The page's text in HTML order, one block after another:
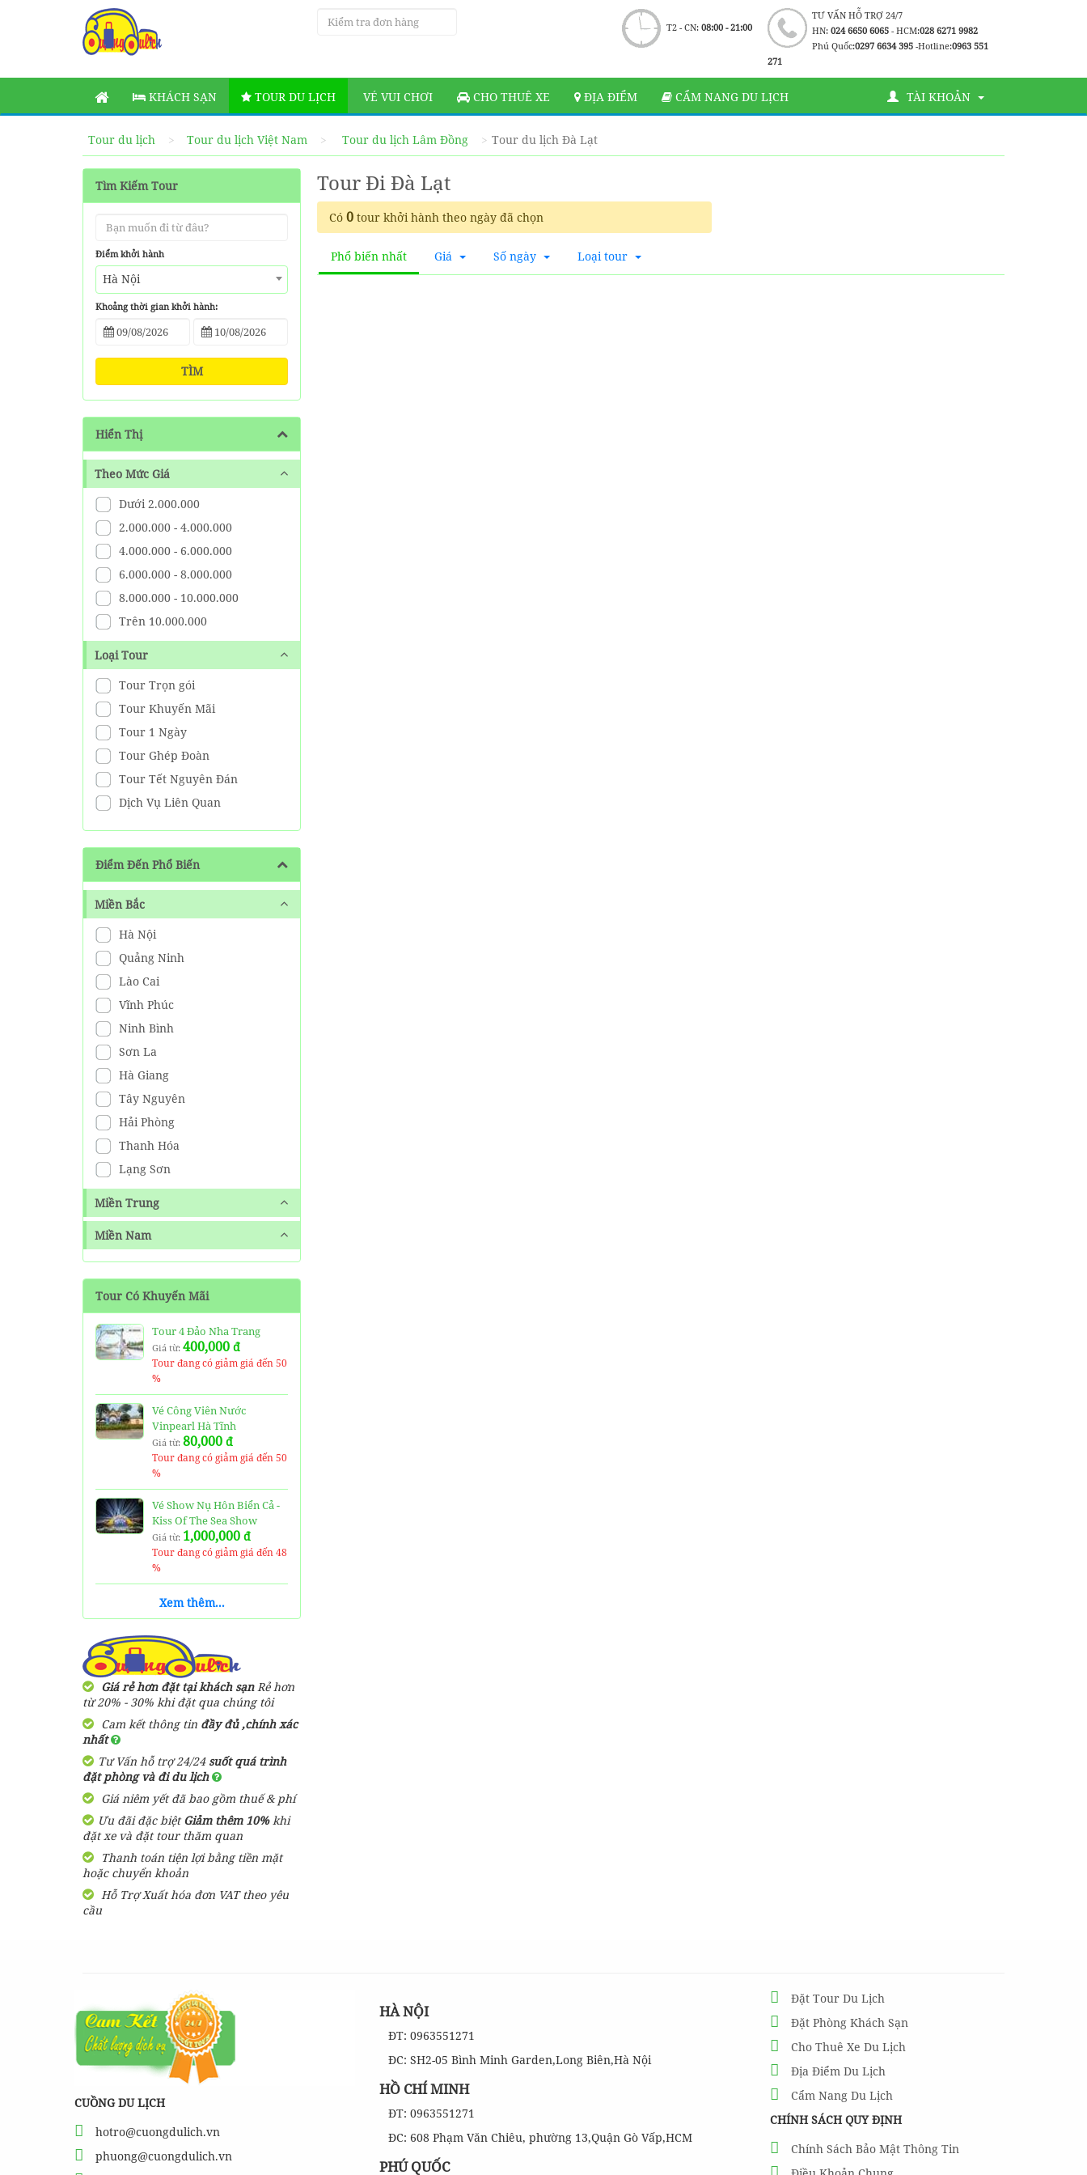
TƯ VẤN HỖ TRỢ 24/7
HN: 024 6650 6065- HCM:028 6271 9982
Phú Quốc:0297 6634 395 -Hotline:0963 551
271
T2 - CN: 08:00 - 21:00
KHÁCH SẠN TOUR DU LỊCH VÉ VUI CHƠI CHO THUÊ XE ĐỊA ĐIỂM CẨM NANG DU LỊCH TÀI KHOẢN
Tour du lịch Tour du lịch Việt Nam Tour du lịch Lâm Đồng Tour du lịch Đà Lạt
Tìm Kiếm Tour
Điểm khởi hành
Hà Nội
Khoảng thời gian khởi hành:
TÌM
Hiển Thị
Theo Mức Giá
Dưới 2.000.000
2.000.000 - 4.000.000
4.000.000 - 6.000.000
6.000.000 - 8.000.000
8.000.000 - 10.000.000
Trên 10.000.000
Loại Tour
Tour Trọn gói
Tour Khuyến Mãi
Tour 1 Ngày
Tour Ghép Đoàn
Tour Tết Nguyên Đán
Dịch Vụ Liên Quan
Điểm Đến Phổ Biến
Miền Bắc
Hà Nội
Quảng Ninh
Lào Cai
Vĩnh Phúc
Ninh Bình
Sơn La
Hà Giang
Tây Nguyên
Hải Phòng
Thanh Hóa
Lạng Sơn
Miền Trung
Miền Nam
Tour Có Khuyến Mãi
Tour 4 Đảo Nha Trang
Giá từ: 400,000 đ
Tour đang có giảm giá đến 50
%
Vé Công Viên Nước
Vinpearl Hà Tĩnh
Giá từ: 80,000 đ
Tour đang có giảm giá đến 50
%
Vé Show Nụ Hôn Biển Cả -
Kiss Of The Sea Show
Giá từ: 1,000,000 đ
Tour đang có giảm giá đến 48
%
Vé Thuỷ Cung Time City -
Vinpearl Aquarium Ticket
Tour đang có giảm giá đến 41
%
Vé Cáp Treo Núi Bà Đen
250,000đ
Tour đang có giảm giá đến 40
Tour 4 đảo Phú Quốc 1
Giá từ: 820,000đ
Tour đang có giảm giá đến 39
%
BẢNG GIÁ Vé United
hiện nay
Giá từ: 800,000
Tour đang có giảm giá đến 31
%
BẢNG GIÁ Vé Grand World
Phú Quốc RẺ NHẤT HIỆN
Giá từ:
%
Vé VinWonders Và Safari
Xem thêm...
Giá rẻ hơn đặt tại khách sạnRẻ hơn
từ 20% - 30% khi đặt qua chúng tôi
Cam kết thông tin đầy đủ ,chính xác
nhất
Tư Vấn hỗ trợ 24/24 suốt quá trình
đặt phòng và đi du lịch
Giá niêm yết đã bao gồm thuế & phí
Ưu đãi đặc biệtGiảm thêm 10%khi
đặt xe và đặt tour thăm quan
Thanh toán tiện lợi bằng tiền mặt
hoặc chuyển khoản
Hỗ Trợ Xuất hóa đơn VAT theo yêu
cầu
Tour Đi Đà Lạt
Có 0 tour khởi hành theo ngày đã chọn
Phổ biến nhất Giá Số ngày Loại tour
CUỒNG DU LỊCH
hotro@cuongdulich.vn
phuong@cuongdulich.vn
HÀ NỘI
ĐT: 0963551271
ĐC: SH2-05 Bình Minh Garden,Long Biên,Hà Nội
HỒ CHÍ MINH
ĐT: 0963551271
ĐC: 608 Phạm Văn Chiêu, phường 13,Quận Gò Vấp,HCM
PHÚ QUỐC
Đặt Tour Du Lịch
Đặt Phòng Khách Sạn
Cho Thuê Xe Du Lịch
Địa Điểm Du Lịch
Cẩm Nang Du Lịch
CHÍNH SÁCH QUY ĐỊNH
Chính Sách Bảo Mật Thông Tin